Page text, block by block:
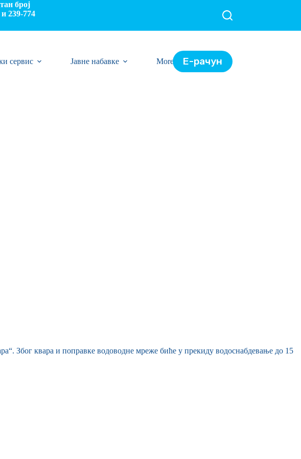
број
239-774
сервис Јавне набавке More Е-рачун
Због квара и поправке водоводне мреже биће у прекиду водоснабдевање до 15